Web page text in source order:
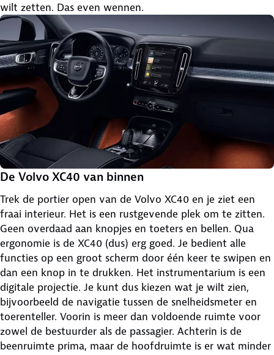
wilt zetten. Das even wennen.
De Volvo XC40 van binnen
Trek de portier open van de Volvo XC40 en je ziet een
fraai interieur. Het is een rustgevende plek om te zitten.
Geen overdaad aan knopjes en toeters en bellen. Qua
ergonomie is de XC40 (dus) erg goed. Je bedient alle
functies op een groot scherm door één keer te swipen en
dan een knop in te drukken. Het instrumentarium is een
digitale projectie. Je kunt dus kiezen wat je wilt zien,
bijvoorbeeld de navigatie tussen de snelheidsmeter en
toerenteller. Voorin is meer dan voldoende ruimte voor
zowel de bestuurder als de passagier. Achterin is de
beenruimte prima, maar de hoofdruimte is er wat minder